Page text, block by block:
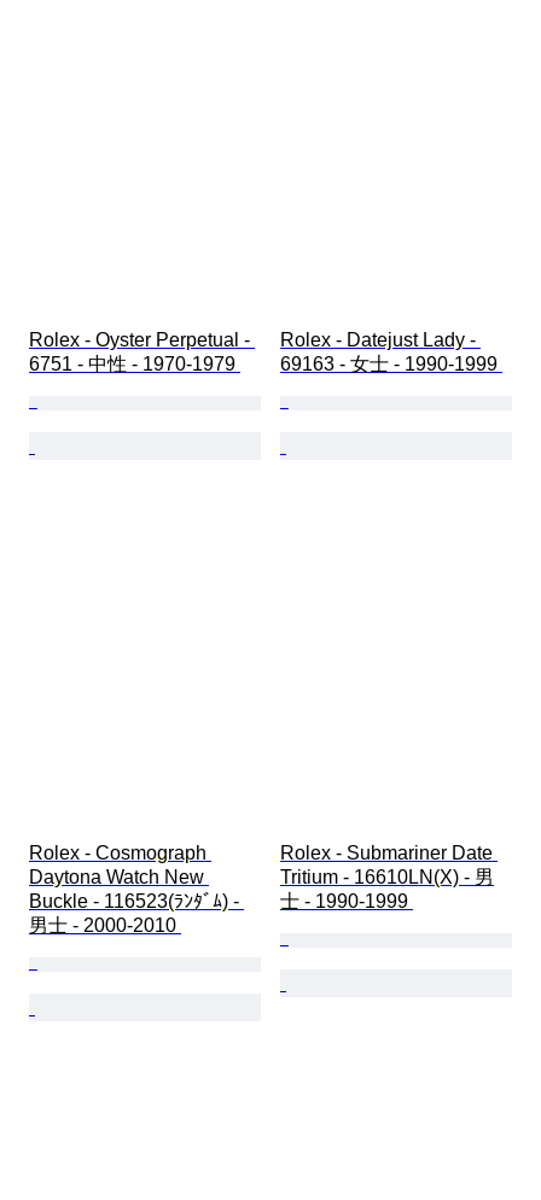
Rolex - Oyster Perpetual -
6751 - 中性 - 1970-1979
Rolex - Datejust Lady -
69163 - 女士 - 1990-1999
Rolex - Cosmograph
Daytona Watch New
Buckle - 116523(ﾗﾝﾀﾞﾑ) -
男士 - 2000-2010
Rolex - Submariner Date
Tritium - 16610LN(X) - 男
士 - 1990-1999